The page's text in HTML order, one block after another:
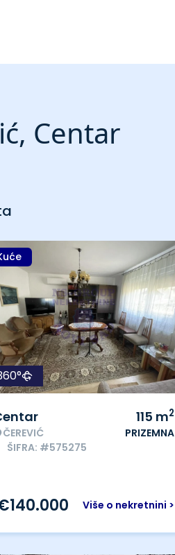
Centar
ČEREVIĆ
ŠIFRA: #575275
115 m2
PRIZEMNA
Više o nekretnini >
140.000